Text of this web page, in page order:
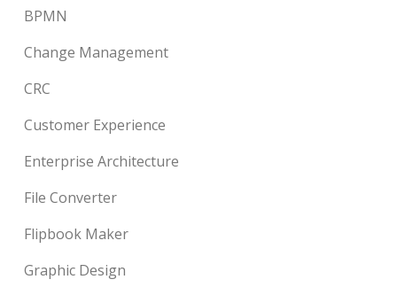
BPMN
Change Management
CRC
Customer Experience
Enterprise Architecture
File Converter
Flipbook Maker
Graphic Design